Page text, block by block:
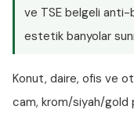
ve TSE belgeli anti-
estetik banyolar
Konut, daire, ofis ve
cam, krom/siyah/gold